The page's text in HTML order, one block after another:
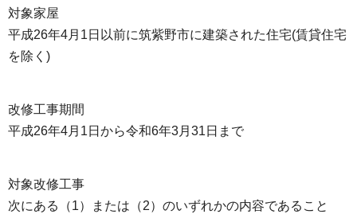
対象家屋
平成26年4月1日以前に筑紫野市に建築された住宅(賃貸住宅
を除く)
改修工事期間
平成26年4月1日から令和6年3月31日まで
対象改修工事
次にある（1）または（2）のいずれかの内容であること